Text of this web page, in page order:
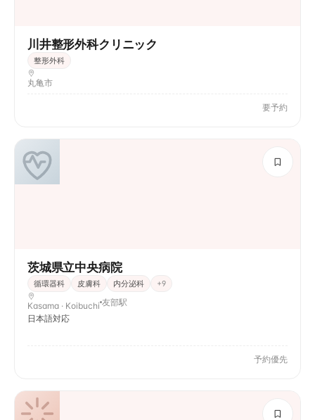
川井整形外科クリニック
整形外科
丸亀市
要予約
茨城県立中央病院
循環器科 皮膚科 内分泌科 +9
Kasama · Koibuchi 友部駅
日本語対応
予約優先